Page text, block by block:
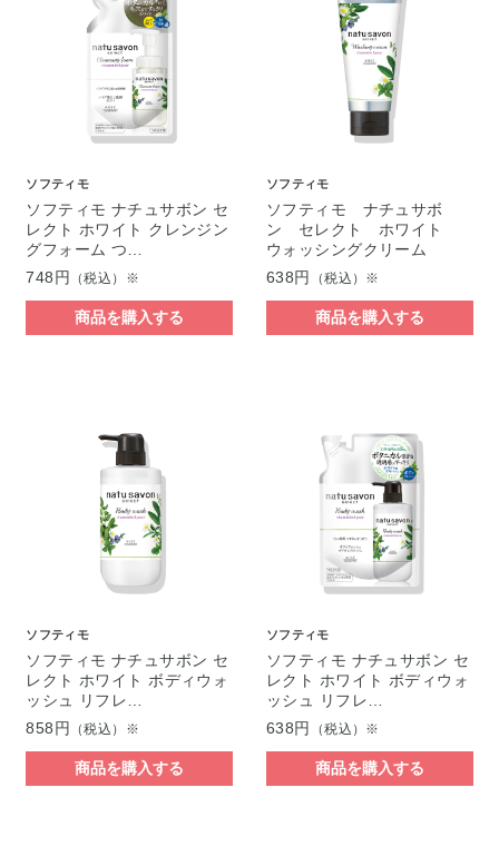
ソフティモ
ソフティモ ナチュサボン セ
レクト ホワイト クレンジン
グフォーム つ…
748円
（税込）※
商品を購入する
ソフティモ
ソフティモ ナチュサボ
ン セレクト ホワイト
ウォッシングクリーム
638円
（税込）※
商品を購入する
ソフティモ
ソフティモ ナチュサボン セ
レクト ホワイト ボディウォ
ッシュ リフレ…
858円
（税込）※
商品を購入する
ソフティモ
ソフティモ ナチュサボン セ
レクト ホワイト ボディウォ
ッシュ リフレ…
638円
（税込）※
商品を購入する